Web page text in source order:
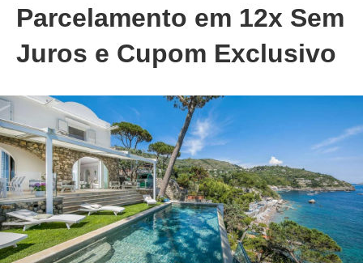
Parcelamento em 12x Sem
Juros e Cupom Exclusivo